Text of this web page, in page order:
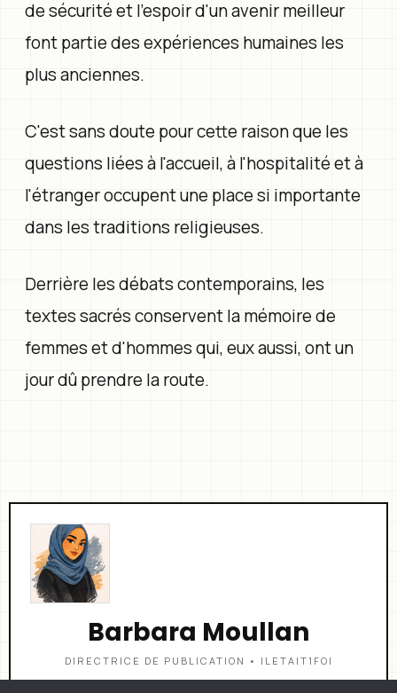
de sécurité et l'espoir d'un avenir meilleur
font partie des expériences humaines les
plus anciennes.
C'est sans doute pour cette raison que les
questions liées à l'accueil, à l'hospitalité et à
l'étranger occupent une place si importante
dans les traditions religieuses.
Derrière les débats contemporains, les
textes sacrés conservent la mémoire de
femmes et d'hommes qui, eux aussi, ont un
jour dû prendre la route.
Barbara Moullan
DIRECTRICE DE PUBLICATION • ILETAIT1FOI